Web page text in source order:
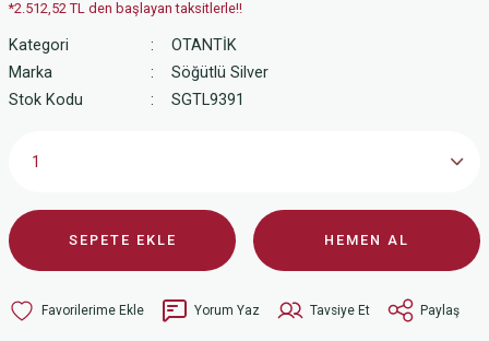
*2.512,52 TL den başlayan taksitlerle!!
Kategori
OTANTİK
Marka
Söğütlü Silver
Stok Kodu
SGTL9391
SEPETE EKLE HEMEN AL
Yorum Yaz Tavsiye Et Paylaş